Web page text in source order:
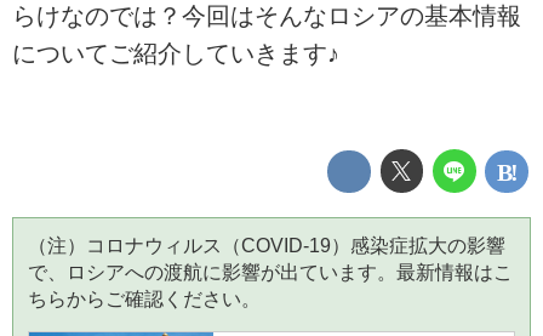
らけなのでは？今回はそんなロシアの基本情報
についてご紹介していきます♪
（注）コロナウィルス（COVID-19）感染症拡大の影響
で、ロシアへの渡航に影響が出ています。最新情報はこ
ちらからご確認ください。